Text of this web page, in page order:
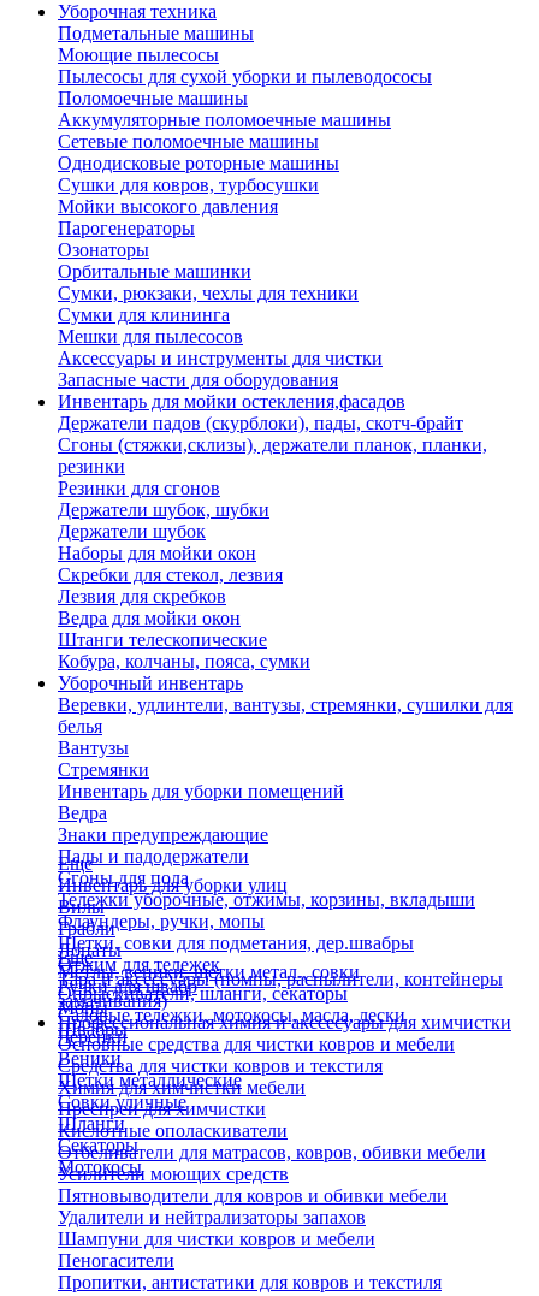
Уборочная техника
Подметальные машины
Моющие пылесосы
Пылесосы для сухой уборки и пылеводососы
Поломоечные машины
Аккумуляторные поломоечные машины
Сетевые поломоечные машины
Однодисковые роторные машины
Сушки для ковров, турбосушки
Мойки высокого давления
Парогенераторы
Озонаторы
Орбитальные машинки
Сумки, рюкзаки, чехлы для техники
Сумки для клининга
Мешки для пылесосов
Аксессуары и инструменты для чистки
Запасные части для оборудования
Инвентарь для мойки остекления,фасадов
Держатели падов (скурблоки), пады, скотч-брайт
Сгоны (стяжки,склизы), держатели планок, планки,
резинки
Резинки для сгонов
Держатели шубок, шубки
Держатели шубок
Наборы для мойки окон
Скребки для стекол, лезвия
Лезвия для скребков
Ведра для мойки окон
Штанги телескопические
Кобура, колчаны, пояса, сумки
Уборочный инвентарь
Веревки, удлинтели, вантузы, стремянки, сушилки для
белья
Вантузы
Стремянки
Инвентарь для уборки помещений
Ведра
Знаки предупреждающие
Пады и падодержатели
Сгоны для пола
Тележки уборочные, отжимы, корзины, вкладыши
Флаундеры, ручки, мопы
Щетки, совки для подметания, дер.швабры
Отжим для тележек
Ручки для швабр
Мопы
Швабры
Еще
Инвентарь для уборки улиц
Вилы
Грабли
Лопаты
Метлы, веники, щетки метал., совки
Опрыскиватели, шланги, секаторы
Садовые тележки, мотокосы, масла, лески
Черенки
Веники
Щетки металлические
Совки уличные
Шланги
Секаторы
Мотокосы
Еще
Тара и аксессуары (помпы, распылители, контейнеры
замачивания)
Профессиональная химия и акссесуары для химчистки
Основные средства для чистки ковров и мебели
Средства для чистки ковров и текстиля
Химия для химчистки мебели
Преспреи для химчистки
Кислотные ополаскиватели
Отбеливатели для матрасов, ковров, обивки мебели
Усилители моющих средств
Пятновыводители для ковров и обивки мебели
Удалители и нейтрализаторы запахов
Шампуни для чистки ковров и мебели
Пеногасители
Пропитки, антистатики для ковров и текстиля